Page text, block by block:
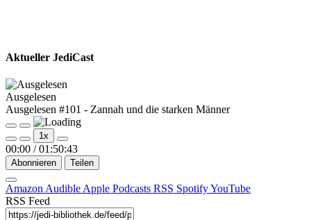
Aktueller JediCast
Ausgelesen
Ausgelesen #101 - Zannah und die starken Männer
Play
Episode
Pause
Episode
1x
00:00 / 01:50:43
Abonnieren Teilen
Amazon Audible Apple Podcasts RSS SpotifyYouTube
RSS Feed